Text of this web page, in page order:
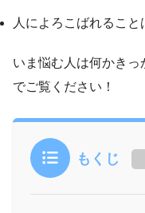
人によろこばれること
いま悩む人は何かきっ
でご覧ください！
もくじ